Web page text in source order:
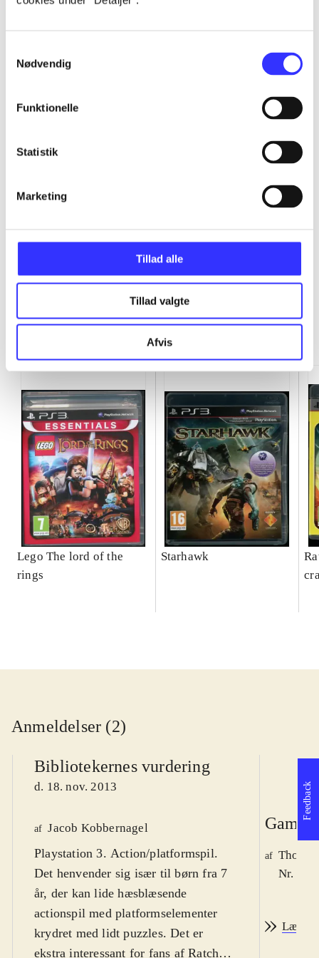
Nødvendig
Funktionelle
Statistik
Marketing
Tillad alle
Tillad valgte
Afvis
Minder om
Lego The lord of the
rings
Starhawk
Anmeldelser (2)
Bibliotekernes vurdering
d. 18. nov. 2013
af Jacob Kobbernagel
Playstation 3. Action/platformspil.
Det henvender sig især til børn fra 7
år, der kan lide hæsblæsende
actionspil med platformselementer
krydret med lidt puzzles. Det er
ekstra interessant for fans af Ratchet
Game
af
Nr.
Læs
Feedback